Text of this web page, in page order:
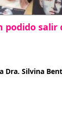
podido salir
Dra. Silvina